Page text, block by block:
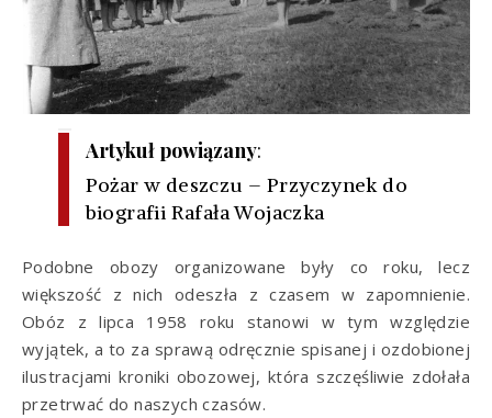
Artykuł powiązany:
Pożar w deszczu – Przyczynek do
biografii Rafała Wojaczka
Podobne obozy organizowane były co roku, lecz
większość z nich odeszła z czasem w zapomnienie.
Obóz z lipca 1958 roku stanowi w tym względzie
wyjątek, a to za sprawą odręcznie spisanej i ozdobionej
ilustracjami kroniki obozowej, która szczęśliwie zdołała
przetrwać do naszych czasów.